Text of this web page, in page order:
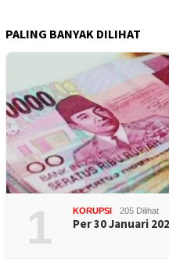
PALING BANYAK DILIHAT
1 KORUPSI 205 Dilihat
Per 30 Januari